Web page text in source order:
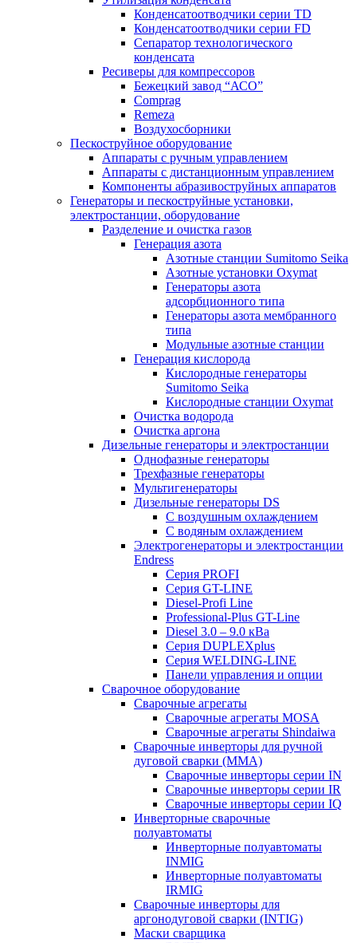
Конденсатоотводчики серии TD
Конденсатоотводчики серии FD
Сепаратор технологического
конденсата
Ресиверы для компрессоров
Бежецкий завод “АСО”
Comprag
Remeza
Воздухосборники
Пескоструйное оборудование
Аппараты с ручным управлением
Аппараты с дистанционным управлением
Компоненты абразивоструйных аппаратов
Генераторы и пескоструйные установки,
электростанции, оборудование
Разделение и очистка газов
Генерация азота
Азотные станции Sumitomo Seika
Азотные установки Oxymat
Генераторы азота
адсорбционного типа
Генераторы азота мембранного
типа
Модульные азотные станции
Генерация кислорода
Кислородные генераторы
Sumitomo Seika
Кислородные станции Oxymat
Очистка водорода
Очистка аргона
Дизельные генераторы и электростанции
Однофазные генераторы
Трехфазные генераторы
Мультигенераторы
Дизельные генераторы DS
С воздушным охлаждением
С водяным охлаждением
Электрогенераторы и электростанции
Endress
Серия PROFI
Серия GT-LINE
Diesel-Profi Line
Professional-Plus GT-Line
Diesel 3.0 – 9.0 кВа
Серия DUPLEXplus
Серия WELDING-LINE
Панели управления и опции
Сварочное оборудование
Сварочные агрегаты
Сварочные агрегаты MOSA
Сварочные агрегаты Shindaiwa
Сварочные инверторы для ручной
дуговой сварки (MMA)
Сварочные инверторы серии IN
Сварочные инверторы серии IR
Сварочные инверторы серии IQ
Инверторные сварочные
полуавтоматы
Инверторные полуавтоматы
INMIG
Инверторные полуавтоматы
IRMIG
Сварочные инверторы для
аргонодуговой сварки (INTIG)
Маски сварщика